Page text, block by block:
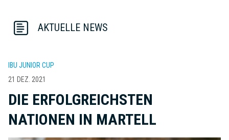
AKTUELLE NEWS
IBU JUNIOR CUP
21 DEZ. 2021
DIE ERFOLGREICHSTEN
NATIONEN IN MARTELL